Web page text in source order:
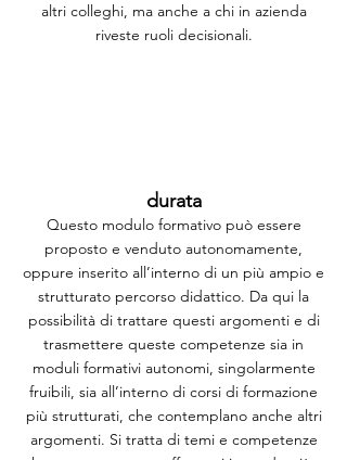
altri colleghi, ma anche a chi in azienda
riveste ruoli decisionali.
durata
Questo modulo formativo può essere
proposto e venduto autonomamente,
oppure inserito all’interno di un più ampio e
strutturato percorso didattico. Da qui la
possibilità di trattare questi argomenti e di
trasmettere queste competenze sia in
moduli formativi autonomi, singolarmente
fruibili, sia all’interno di corsi di formazione
più strutturati, che contemplano anche altri
argomenti. Si tratta di temi e competenze